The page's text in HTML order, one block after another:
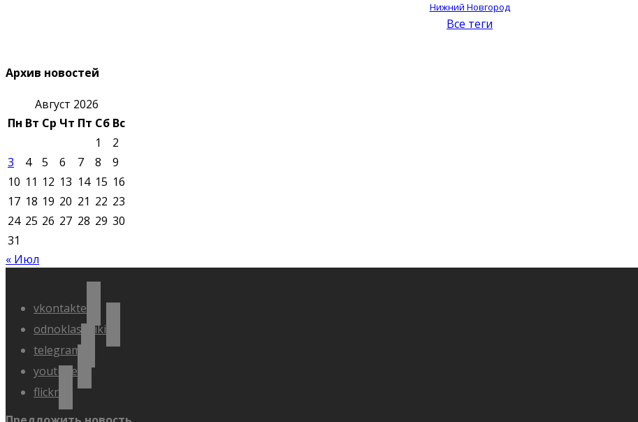
Нижний Новгород
Все теги
Архив новостей
Август 2026
Пн Вт Ср Чт Пт Сб Вс
1
2
3
4 5 6 7 8
9
10 11 12 13 14 15 16
17 18 19 20 21 22 23
24 25 26 27 28 29 30
31
« Июл
vkontakte
odnoklassniki
telegram
youtube
flickr